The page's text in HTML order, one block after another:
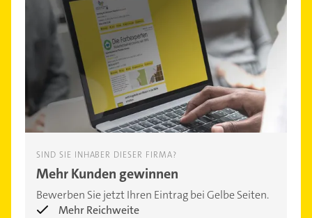
SIND SIE INHABER DIESER FIRMA?
Mehr Kunden gewinnen
Bewerben Sie jetzt Ihren Eintrag bei Gelbe Seiten.
Mehr Reichweite